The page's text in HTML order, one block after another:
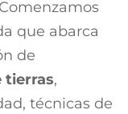
que abarca
de
tierras,
técnicas de